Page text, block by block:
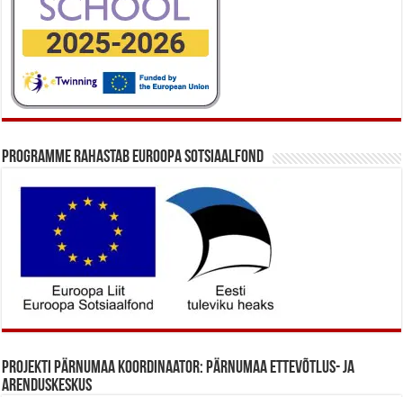
Programme rahastab Euroopa Sotsiaalfond
Projekti Pärnumaa koordinaator: Pärnumaa Ettevõtlus- ja
Arenduskeskus